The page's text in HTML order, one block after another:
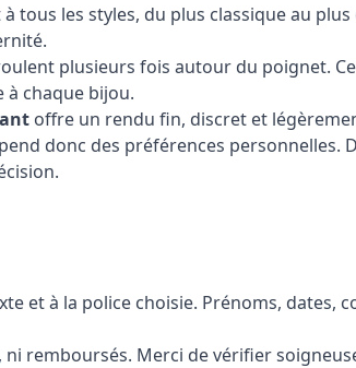
les styles, du plus classique au
plusieurs fois autour du poignet.
chaque bijou.
offre un rendu fin, discret et
donc des préférences personnelles.
et à la police choisie. Prénoms, dates,
remboursés. Merci de vérifier